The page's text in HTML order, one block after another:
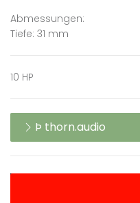
Abmessungen:
Tiefe: 31 mm
10 HP
Þ thorn.audio